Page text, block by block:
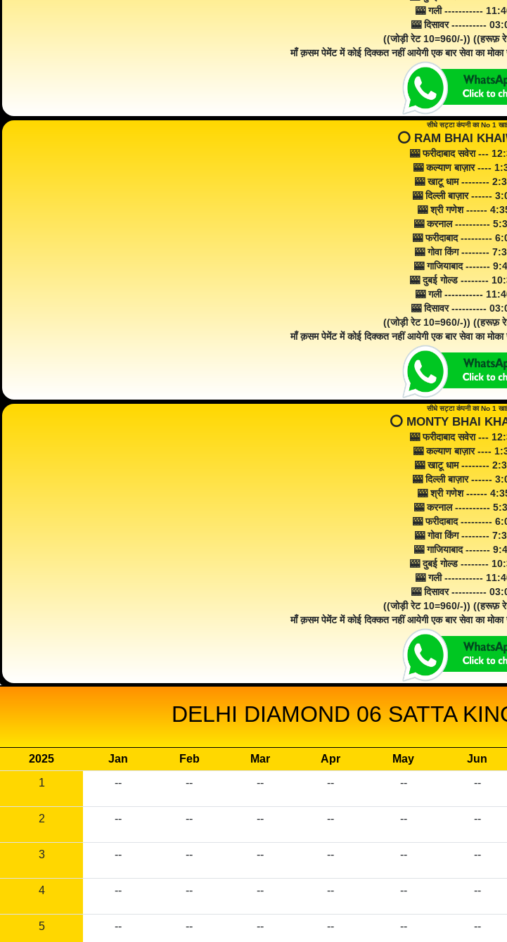
🎰 गली -----------
🎰 दिसावर ----------
((जोड़ी रेट 10=960/-)) ((हरूफ़
माँ क़सम पेमेंट में कोई दिक्कत नहीं आयेगी एक बार सेवा का
सीधे सट्टा कंपनी का No 1
⭕️ RAM BHAI
🎰 फरीदाबाद सवेरा ---
🎰 कल्याण बाज़ार ----
🎰 खाटू धाम --------
🎰 दिल्ली बाज़ार ------
🎰 श्री गणेश ------
🎰 करनाल ----------
🎰 फरीदाबाद ---------
🎰 गोवा किंग --------
🎰 गाजियाबाद -------
🎰 दुबई गोल्ड --------
🎰 गली -----------
🎰 दिसावर ----------
((जोड़ी रेट 10=960/-)) ((हरूफ़
माँ क़सम पेमेंट में कोई दिक्कत नहीं आयेगी एक बार सेवा का
सीधे सट्टा कंपनी का No 1
⭕️ MONTY BHAI
🎰 फरीदाबाद सवेरा ---
🎰 कल्याण बाज़ार ----
🎰 खाटू धाम --------
🎰 दिल्ली बाज़ार ------
🎰 श्री गणेश ------
🎰 करनाल ----------
🎰 फरीदाबाद ---------
🎰 गोवा किंग --------
🎰 गाजियाबाद -------
🎰 दुबई गोल्ड --------
🎰 गली -----------
🎰 दिसावर ----------
((जोड़ी रेट 10=960/-)) ((हरूफ़
माँ क़सम पेमेंट में कोई दिक्कत नहीं आयेगी एक बार सेवा का
DELHI DIAMOND 06 SATTA
2025 Jan Feb Mar Apr May Jun
1
-- -- -- -- -- --
2 -- -- -- -- -- --
3 -- -- -- -- -- --
4 -- -- -- -- -- --
5 -- -- -- -- -- --